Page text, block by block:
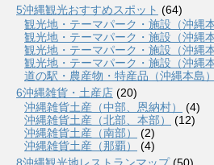
5沖縄観光おすすめスポット (64)
観光地・テーマパーク・施設（沖縄
観光地・テーマパーク・施設（沖縄
観光地・テーマパーク・施設（沖縄
観光地・テーマパーク・施設（沖縄
道の駅・農産物・特産品（沖縄本島）
6沖縄雑貨・土産店 (20)
沖縄雑貨土産（中部、恩納村）
(4)
沖縄雑貨土産（北部、本部）
(12)
沖縄雑貨土産（南部）
(2)
沖縄雑貨土産（那覇）
(4)
8沖縄観光地レストランマップ(50)